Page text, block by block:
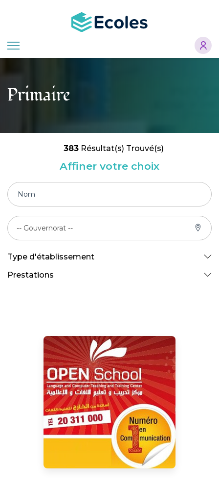
principal
Primaire
383Résultat(s) Trouvé(s)
Affiner votre choix
-- Gouvernorat --
Type d'établissement
Prestations